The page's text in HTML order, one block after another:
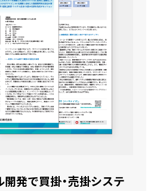
開発で買掛・売掛システ